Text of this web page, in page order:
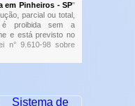
em Pinheiros - SP"
parcial ou total,
é proibida sem a
e está previsto no
n° 9.610-98 sobre